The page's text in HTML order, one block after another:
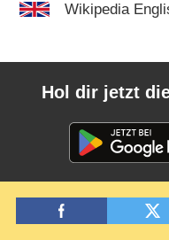
Wikipedia
Hol dir jetzt